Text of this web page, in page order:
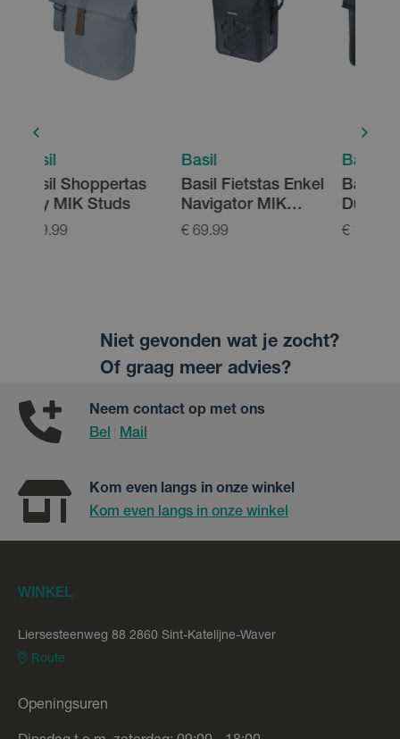
Basil
Basil Fietstas Enkel
Navigator MIK
Studs M
€ 69.99
Basil
Basil Fietstas
Dubbel Urban Dry
MIK
€ 129.99
Niet gevonden wat je zocht?
Of graag meer advies?
Neem contact op met ons
Bel
Mail
Kom even langs in onze winkel
Kom even langs in onze winkel
WINKEL
Liersesteenweg 88 2860 Sint-Katelijne-Waver
Route
Openingsuren